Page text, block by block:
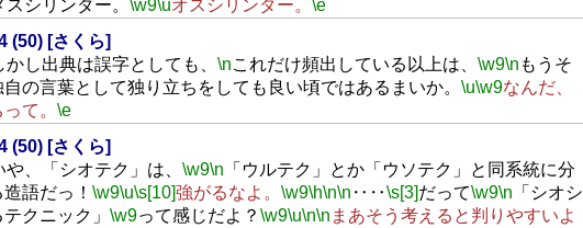
スシリンダー。 \w9\uオスシリンダー。 \e
(50) [さくら]
かし出典は誤字としても、 \nこれだけ頻出している以上は、 \w9\n もうそ
の言葉として独り立ちをしても良い頃ではあるまいか。 \u\w9なんだ、
て。 \e
(50) [さくら]
や、「シオテク」は、 \w9\n 「ウルテク」とか「ウソテク」と同系統に分
語だっ！ \w9\u\s[10]強がるなよ。 \w9\h\n\n ‥‥\s[3]だって\w9\n 「シオシ
クニック」 \w9って感じだよ？ \w9\u\n\n まあそう考えると判りやすいよ